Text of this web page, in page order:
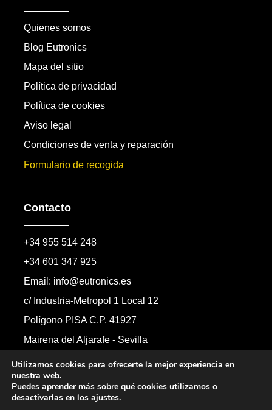
Quienes somos
Blog Eutronics
Mapa del sitio
Política de privacidad
Política de cookies
Aviso legal
Condiciones de venta y reparación
Formulario de recogida
Contacto
+34 955 514 248
+34 601 347 925
Email: info@eutronics.es
c/ Industria-Metropol 1 Local 12
Polígono PISA C.P. 41927
Mairena del Aljarafe - Sevilla
Formulario de contacto
Utilizamos cookies para ofrecerte la mejor experiencia en
nuestra web.
Puedes aprender más sobre qué cookies utilizamos o
desactivarlas en los ajustes.